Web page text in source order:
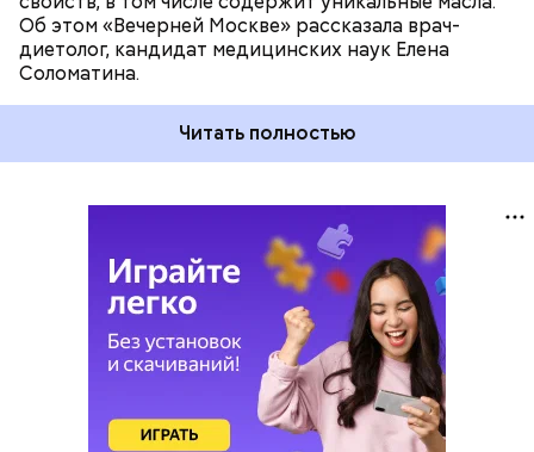
Об этом «Вечерней Москве» рассказала врач-
диетолог, кандидат медицинских наук Елена
Соломатина.
Читать полностью